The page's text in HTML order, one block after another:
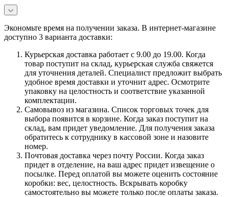
Экономьте время на получении заказа. В интернет-магазине
доступно 3 варианта доставки:
Курьерская доставка работает с 9.00 до 19.00. Когда
товар поступит на склад, курьерская служба свяжется
для уточнения деталей. Специалист предложит выбрать
удобное время доставки и уточнит адрес. Осмотрите
упаковку на целостность и соответствие указанной
комплектации.
Самовывоз из магазина. Список торговых точек для
выбора появится в корзине. Когда заказ поступит на
склад, вам придет уведомление. Для получения заказа
обратитесь к сотруднику в кассовой зоне и назовите
номер.
Почтовая доставка через почту России. Когда заказ
придет в отделение, на ваш адрес придет извещение о
посылке. Перед оплатой вы можете оценить состояние
коробки: вес, целостность. Вскрывать коробку
самостоятельно вы можете только после оплаты заказа.